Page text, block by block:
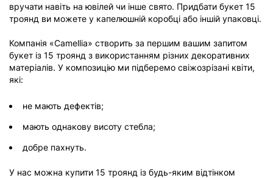
вручати навіть на ювілей чи інше свято. Придбати букет 15
троянд ви можете у капелюшній коробці або іншій упаковці.
Компанія «Camellia» створить за першим вашим запитом
букет із 15 троянд з використанням різних декоративних
матеріалів. У композицію ми підберемо свіжозрізані квіти,
які:
не мають дефектів;
мають однакову висоту стебла;
добре пахнуть.
У нас можна купити 15 троянд із будь-яким відтінком